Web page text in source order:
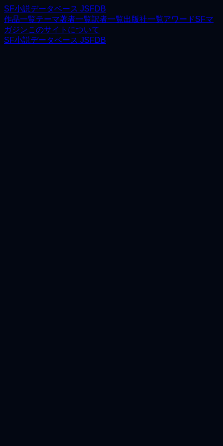
SF小説データベース JSFDB
作品一覧テーマ著者一覧訳者一覧出版社一覧アワードSFマ
ガジンこのサイトについて
SF小説データベース JSFDB